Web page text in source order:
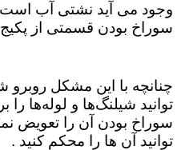
وجود می ‌آید نشتی آب است
سوراخ بودن قسمتی از
چنانچه با این مشکل روبرو
توانید شیلنگ‌ها و لوله‌ها
سوراخ بودن آن را تعویض
‌توانید آن ‌ها را محکم کنید .